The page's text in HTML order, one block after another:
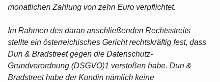
monatlichen Zahlung von zehn Euro verpflichtet.
Im Rahmen des daran anschließenden Rechtsstreits
stellte ein österreichisches Gericht rechtskräftig fest, dass
Dun & Bradstreet gegen die Datenschutz-
Grundverordnung (DSGVO)1 verstoßen habe. Dun &
Bradstreet habe der Kundin nämlich keine